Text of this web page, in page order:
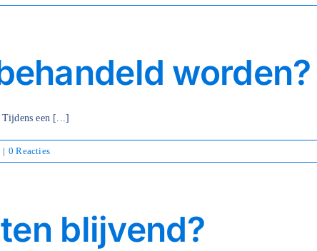
worden?
Tijdens een [...]
| 0 Reacties
blijvend?